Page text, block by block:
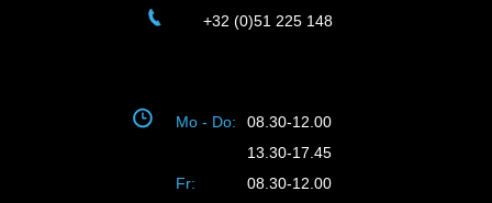
+32 (0)51 225 148
Mo - Do:
08.30-12.00
13.30-17.45
Fr:
08.30-12.00